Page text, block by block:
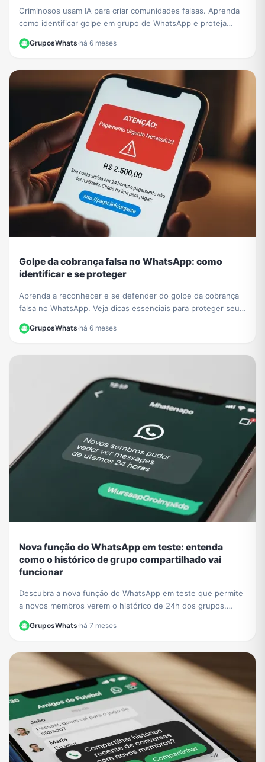
Criminosos usam IA para criar comunidades falsas. Aprenda
como identificar golpe em grupo de WhatsApp e proteja
GruposWhats·há 6 meses
Golpe da cobrança falsa no WhatsApp: como
identificar e se proteger
Aprenda a reconhecer e se defender do golpe da cobrança
falsa no WhatsApp. Veja dicas essenciais para proteger seus
GruposWhats·há 6 meses
Nova função do WhatsApp em teste: entenda
como o histórico de grupo compartilhado vai
funcionar
Descubra a nova função do WhatsApp em teste que permite
a novos membros verem o histórico de 24h dos grupos.
Saiba o impacto na privacidade e como se preparar.
GruposWhats·há 7 meses